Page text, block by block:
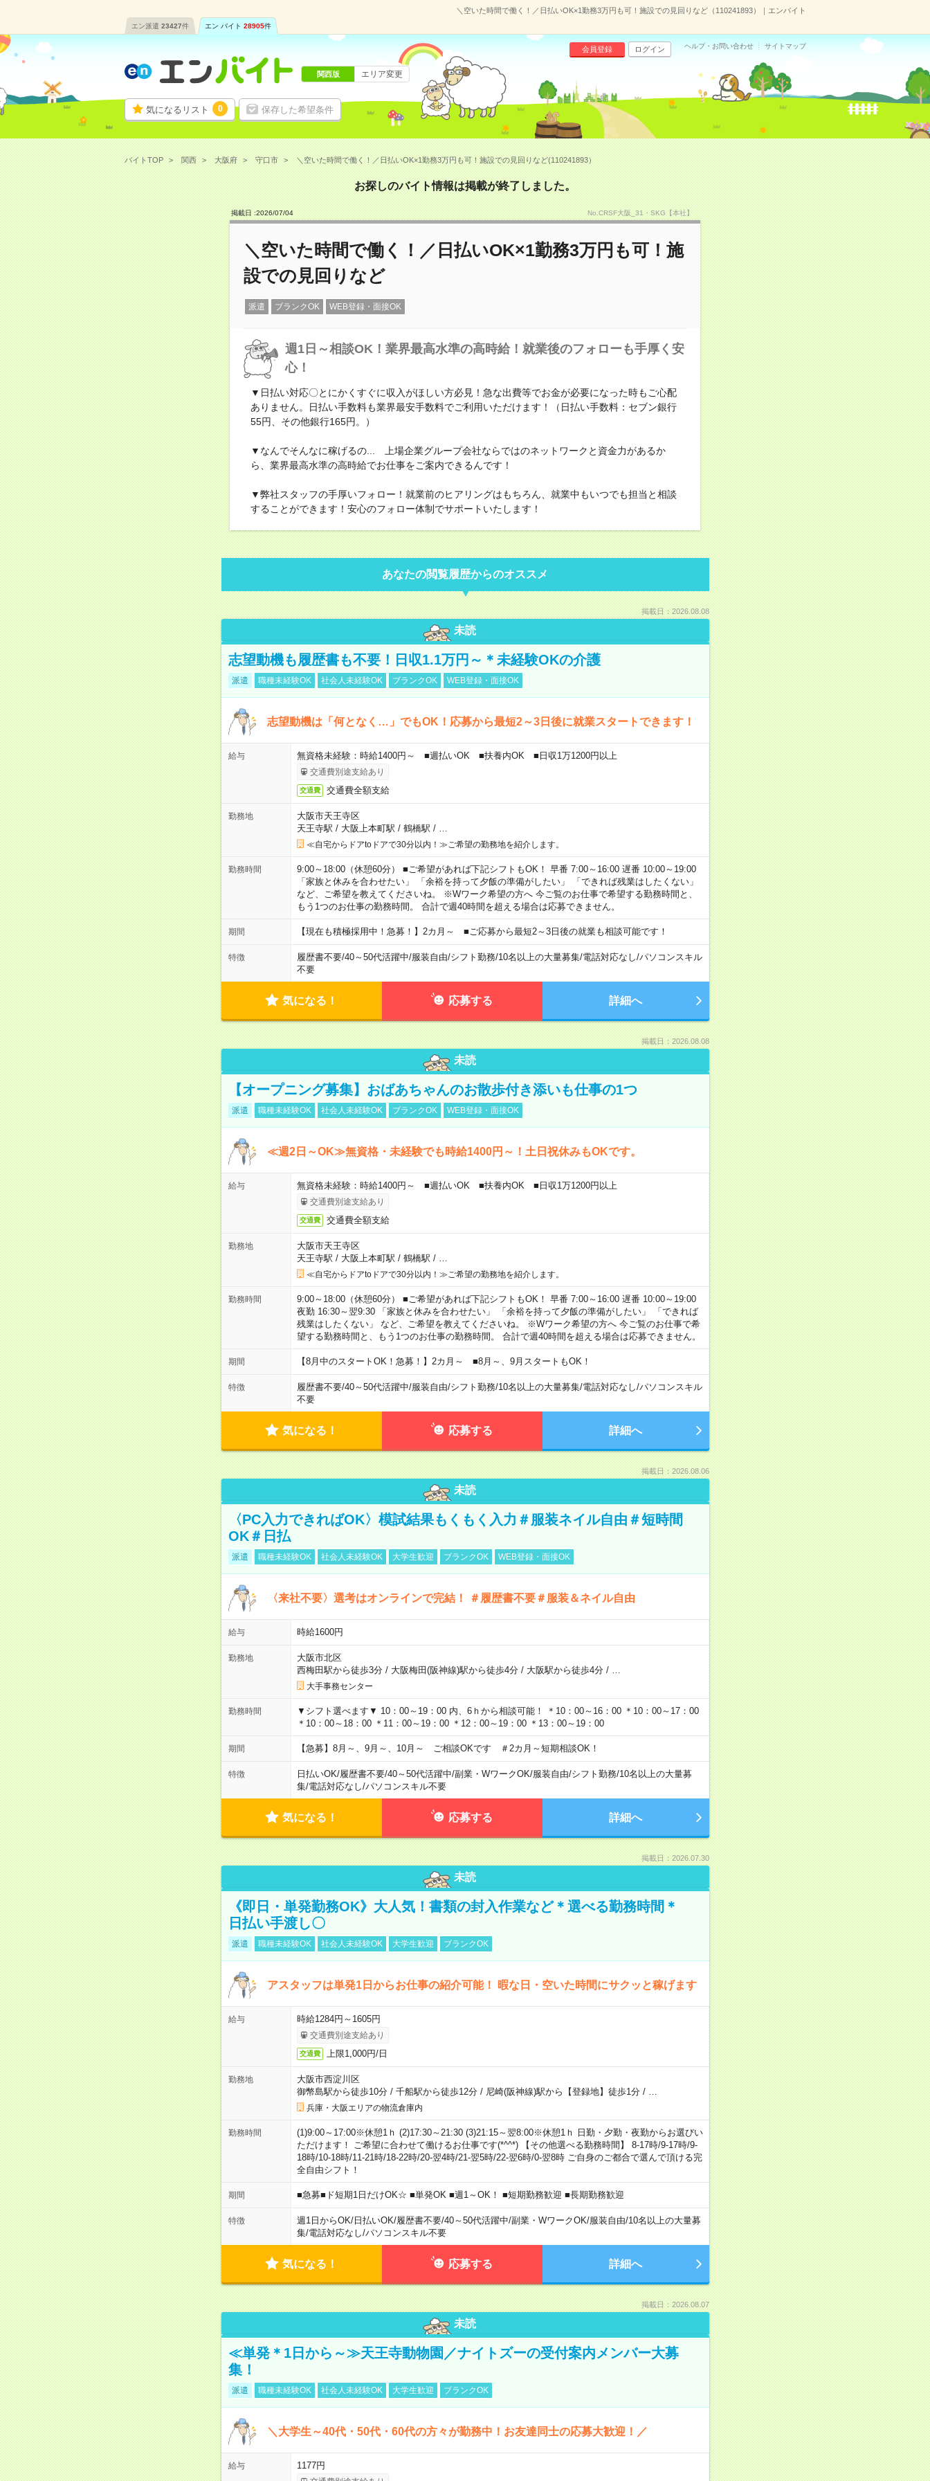
＼空いた時間で働く！／日払いOK×1勤務3万円も可！施設での見回りなど（110241893）｜エンバイト
エン派遣 23427件 エン バイト 28905件
気になるリスト 0 保存した希望条件
会員登録 ログイン ヘルプ・お問い合わせ サイトマップ
関西版 エリア変更
バイトTOP 関西 大阪府 守口市 ＼空いた時間で働く！／日払いOK×1勤務3万円も可！施設での見回りなど(110241893）
お探しのバイト情報は掲載が終了しました。
掲載日 :2026/07/04 No.CRSF大阪_31・SKG【本社】
＼空いた時間で働く！／日払いOK×1勤務3万円も可！施
設での見回りなど
派遣 ブランクOK WEB登録・面接OK
週1日～相談OK！業界最高水準の高時給！就業後のフォローも手厚く安
心！
▼日払い対応〇とにかくすぐに収入がほしい方必見！急な出費等でお金が必要になった時もご心配
ありません。日払い手数料も業界最安手数料でご利用いただけます！（日払い手数料：セブン銀行
55円、その他銀行165円。）
▼なんでそんなに稼げるの... 上場企業グループ会社ならではのネットワークと資金力があるか
ら、業界最高水準の高時給でお仕事をご案内できるんです！
▼弊社スタッフの手厚いフォロー！就業前のヒアリングはもちろん、就業中もいつでも担当と相談
することができます！安心のフォロー体制でサポートいたします！
あなたの閲覧履歴からのオススメ
掲載日：2026.08.08
未読
志望動機も履歴書も不要！日収1.1万円～＊未経験OKの介護
派遣 職種未経験OK 社会人未経験OK ブランクOK WEB登録・面接OK
志望動機は「何となく…」でもOK！応募から最短2～3日後に就業スタートできます！
給与 無資格未経験：時給1400円～ ■週払いOK ■扶養内OK ■日収1万1200円以上
交通費別途支給あり
交通費 交通費全額支給
勤務地
大阪市天王寺区
天王寺駅 / 大阪上本町駅 / 鶴橋駅 /
≪自宅からドアtoドアで30分以内！≫ご希望の勤務地を紹介します。
勤務時間
9:00～18:00（休憩60分） ■ご希望があれば下記シフトもOK！ 早番 7:00～16:00 遅番 10:00～19:00
「家族と休みを合わせたい」 「余裕を持って夕飯の準備がしたい」 「できれば残業はしたくない」
など、ご希望を教えてくださいね。 ※Wワーク希望の方へ 今ご覧のお仕事で希望する勤務時間と、
もう1つのお仕事の勤務時間。 合計で週40時間を超える場合は応募できません。
期間 【現在も積極採用中！急募！】2カ月～ ■ご応募から最短2～3日後の就業も相談可能です！
特徴 履歴書不要/40～50代活躍中/服装自由/シフト勤務/10名以上の大量募集/電話対応なし/パソコンスキル
不要
気になる！ 応募する 詳細へ
掲載日：2026.08.08
未読
【オープニング募集】おばあちゃんのお散歩付き添いも仕事の1つ
派遣 職種未経験OK 社会人未経験OK ブランクOK WEB登録・面接OK
≪週2日～OK≫無資格・未経験でも時給1400円～！土日祝休みもOKです。
給与 無資格未経験：時給1400円～ ■週払いOK ■扶養内OK ■日収1万1200円以上
交通費別途支給あり
交通費 交通費全額支給
勤務地
大阪市天王寺区
天王寺駅 / 大阪上本町駅 / 鶴橋駅 /
≪自宅からドアtoドアで30分以内！≫ご希望の勤務地を紹介します。
勤務時間
9:00～18:00（休憩60分） ■ご希望があれば下記シフトもOK！ 早番 7:00～16:00 遅番 10:00～19:00
夜勤 16:30～翌9:30 「家族と休みを合わせたい」 「余裕を持って夕飯の準備がしたい」 「できれば
残業はしたくない」 など、ご希望を教えてくださいね。 ※Wワーク希望の方へ 今ご覧のお仕事で希
望する勤務時間と、もう1つのお仕事の勤務時間。 合計で週40時間を超える場合は応募できません。
期間 【8月中のスタートOK！急募！】2カ月～ ■8月～、9月スタートもOK！
特徴 履歴書不要/40～50代活躍中/服装自由/シフト勤務/10名以上の大量募集/電話対応なし/パソコンスキル
不要
気になる！ 応募する 詳細へ
掲載日：2026.08.06
未読
〈PC入力できればOK〉模試結果もくもく入力＃服装ネイル自由＃短時間
OK＃日払
派遣 職種未経験OK 社会人未経験OK 大学生歓迎 ブランクOK WEB登録・面接OK
〈来社不要〉選考はオンラインで完結！ ＃履歴書不要＃服装＆ネイル自由
給与 時給1600円
勤務地
大阪市北区
西梅田駅から徒歩3分/ 大阪梅田(阪神線)駅から徒歩4分/ 大阪駅から徒歩4分/
大手事務センター
勤務時間
▼シフト選べます▼ 10：00～19：00 内、6ｈから相談可能！ ＊10：00～16：00 ＊10：00～17：00
＊10：00～18：00 ＊11：00～19：00 ＊12：00～19：00 ＊13：00～19：00
期間 【急募】8月～、9月～、10月～ ご相談OKです ＃2カ月～短期相談OK！
特徴 日払いOK/履歴書不要/40～50代活躍中/副業・WワークOK/服装自由/シフト勤務/10名以上の大量募
集/電話対応なし/パソコンスキル不要
気になる！ 応募する 詳細へ
掲載日：2026.07.30
未読
《即日・単発勤務OK》大人気！書類の封入作業など＊選べる勤務時間＊
日払い手渡し〇
派遣 職種未経験OK 社会人未経験OK 大学生歓迎 ブランクOK
アスタッフは単発1日からお仕事の紹介可能！ 暇な日・空いた時間にサクッと稼げます
給与 時給1284円～1605円
交通費別途支給あり
交通費 上限1,000円/日
勤務地
大阪市西淀川区
御幣島駅から徒歩10分/ 千船駅から徒歩12分/ 尼崎(阪神線)駅から【登録地】徒歩1分/
兵庫・大阪エリアの物流倉庫内
勤務時間
(1)9:00～17:00※休憩1ｈ (2)17:30～21:30 (3)21:15～翌8:00※休憩1ｈ 日勤・夕勤・夜勤からお選びい
ただけます！ ご希望に合わせて働けるお仕事です(*^^*) 【その他選べる勤務時間】 8-17時/9-17時/9-
18時/10-18時/11-21時/18-22時/20-翌4時/21-翌5時/22-翌6時/0-翌8時 ご自身のご都合で選んで頂ける完
全自由シフト！
期間 ■急募■ド短期1日だけOK☆ ■単発OK ■週1～OK！ ■短期勤務歓迎 ■長期勤務歓迎
特徴 週1日からOK/日払いOK/履歴書不要/40～50代活躍中/副業・WワークOK/服装自由/10名以上の大量募
集/電話対応なし/パソコンスキル不要
気になる！ 応募する 詳細へ
掲載日：2026.08.07
未読
≪単発＊1日から～≫天王寺動物園／ナイトズーの受付案内メンバー大募
集！
派遣 職種未経験OK 社会人未経験OK 大学生歓迎 ブランクOK
＼大学生～40代・50代・60代の方々が勤務中！お友達同士の応募大歓迎！／
給与 1177円